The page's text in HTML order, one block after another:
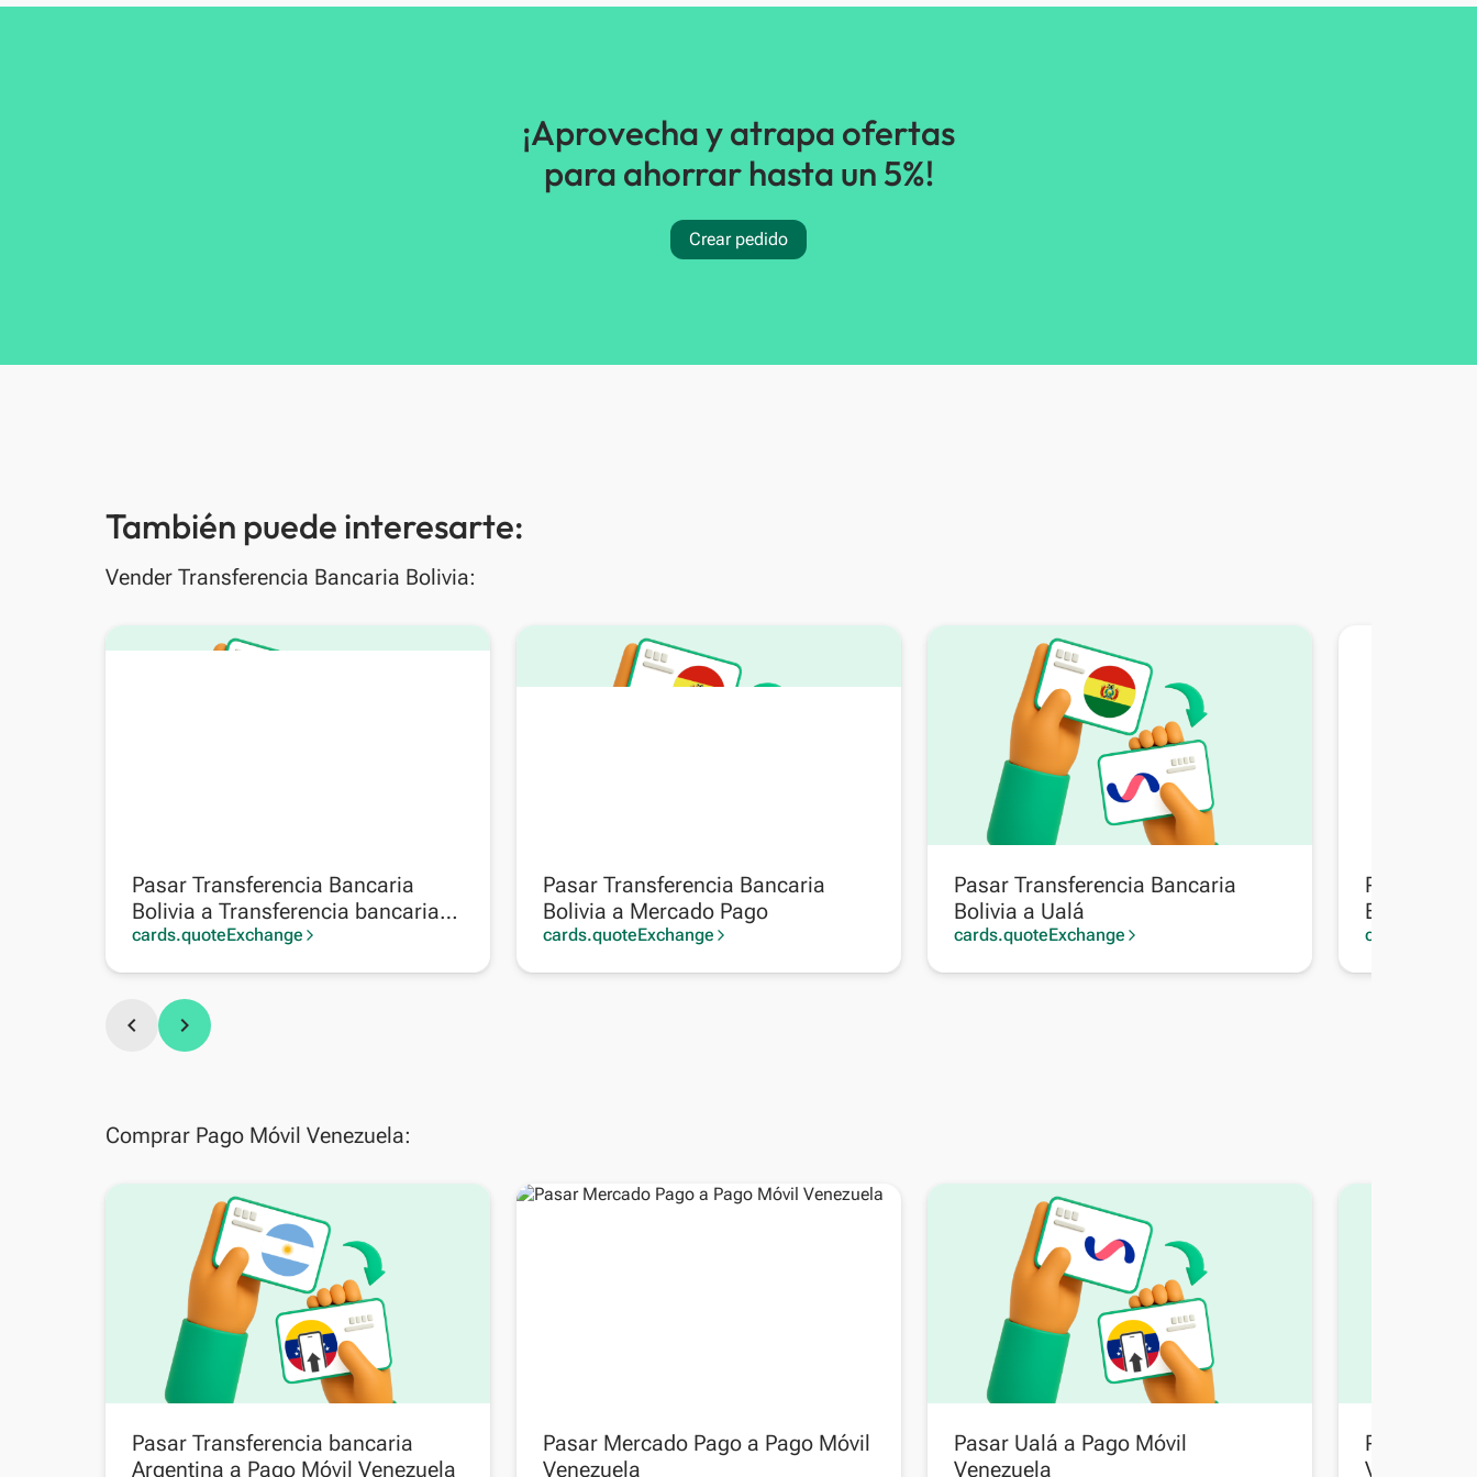
¡Aprovecha y atrapa ofertas
para ahorrar hasta un 5%!
Crear pedido
También puede interesarte:
Vender Transferencia Bancaria Bolivia:
Pasar Transferencia Bancaria
Bolivia a Transferencia bancaria
Argentina
cards.quoteExchange arrow_forward_ios
Pasar Transferencia Bancaria
Bolivia a Mercado Pago
cards.quoteExchange arrow_forward_ios
Pasar Transferencia Bancaria
Bolivia a Ualá
cards.quoteExchange arrow_forward_ios
Pasar
Bolivia a
chevron_left chevron_right
Comprar Pago Móvil Venezuela:
Pasar Transferencia bancaria
Argentina a Pago Móvil Venezuela
Pasar Mercado Pago a Pago Móvil
Venezuela
Pasar Ualá a Pago Móvil
Venezuela
Pasar Pix
Venezuela